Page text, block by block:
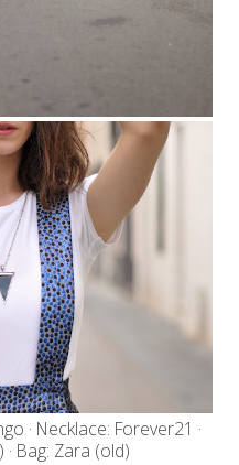
· Necklace: Forever21 ·
Bag: Zara (old)